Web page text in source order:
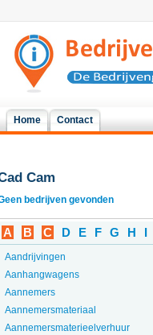
Home Contact
Cam
bedrijven gevonden
A B C D E F G H I
Aandrijvingen
Aanhangwagens
Aannemers
Aannemersmateriaal
Aannemersmaterieelverhuur